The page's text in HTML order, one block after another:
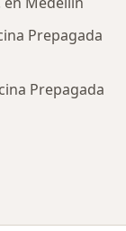
Prepagada
Prepagada